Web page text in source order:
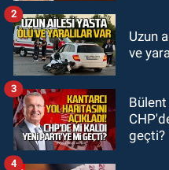
19:12TMO kabuklu fındık alım
18:52Zonguldak'ta pitbul köpek
anne
Uzun
ve
2
Bülent
geçti?
3
4